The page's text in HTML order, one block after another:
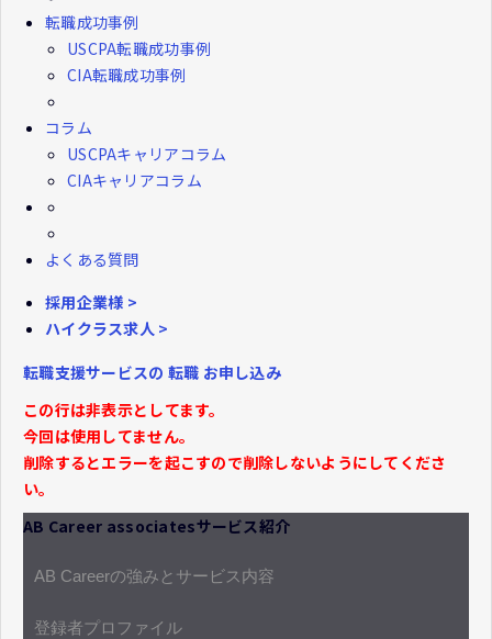
転職成功事例
USCPA転職成功事例
CIA転職成功事例
コラム
USCPAキャリアコラム
CIAキャリアコラム
よくある質問
採用企業様 >
ハイクラス求人 >
転職支援サービスの 転職 お申し込み
この行は非表示としてます。
今回は使用してません。
削除するとエラーを起こすので削除しないようにしてくださ
い。
AB Career associatesサービス紹介
AB Careerの強みとサービス内容
登録者プロファイル